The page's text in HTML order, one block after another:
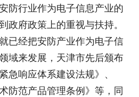
防行业作为电子信息产业的
政府政策上的重视与扶持。
已经把安防产业作为电子信
域来发展，天津市先后颁布
急响应体系建设法规》、
防范产品管理条例》等，同